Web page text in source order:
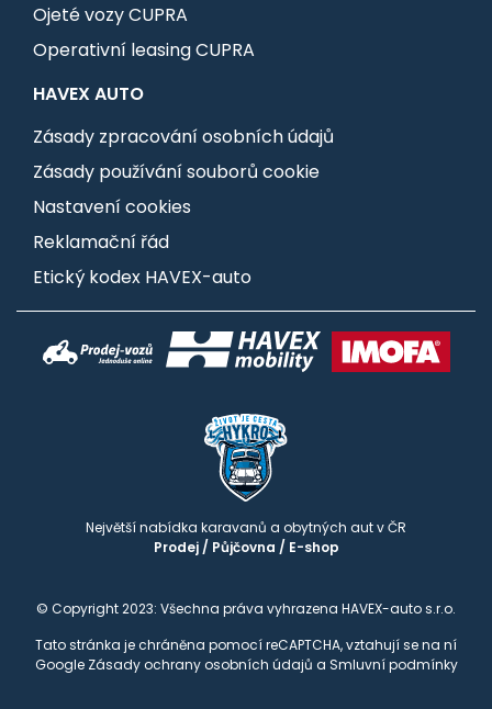
Ojeté vozy CUPRA
Operativní leasing CUPRA
HAVEX AUTO
Zásady zpracování osobních údajů
Zásady používání souborů cookie
Nastavení cookies
Reklamační řád
Etický kodex HAVEX-auto
Největší nabídka karavanů a obytných aut v ČR
Prodej/ Půjčovna / E-shop
© Copyright 2023: Všechna práva vyhrazena HAVEX-auto s.r.o.
Tato stránka je chráněna pomocí reCAPTCHA, vztahují se na ní
Google Zásady ochrany osobních údajů a Smluvní podmínky